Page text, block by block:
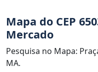
Mapa do CEP
Mercado
Pesquisa no Mapa:
MA.